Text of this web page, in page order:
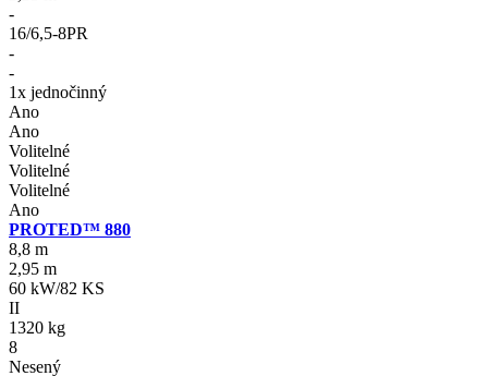
-
16/6,5-8PR
-
-
1x jednočinný
Ano
Ano
Volitelné
Volitelné
Volitelné
Ano
PROTED™ 880
8,8 m
2,95 m
60 kW/82 KS
II
1320 kg
8
Nesený